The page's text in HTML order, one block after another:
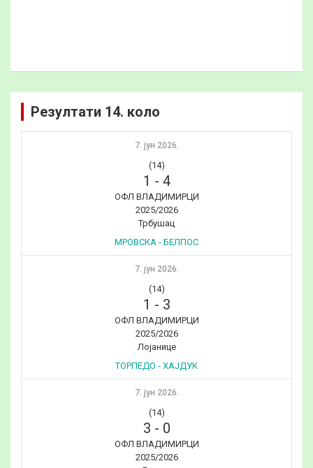
Резултати 14. коло
7. јун 2026.
(14)
1 - 4
ОФЛ ВЛАДИМИРЦИ
2025/2026
Трбушац
МРОВСКА - БЕЛПОС
7. јун 2026.
(14)
1 - 3
ОФЛ ВЛАДИМИРЦИ
2025/2026
Лојанице
ТОРПЕДО - ХАЈДУК
7. јун 2026.
(14)
3 - 0
ОФЛ ВЛАДИМИРЦИ
2025/2026